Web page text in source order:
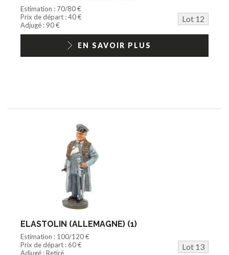
Estimation : 70/80 €
Prix de départ : 40 €
Lot 12
Adjugé : 90 €
EN SAVOIR PLUS
ELASTOLIN (ALLEMAGNE) (1)
Estimation : 100/120 €
Prix de départ : 60 €
Lot 13
Adjugé : Retiré